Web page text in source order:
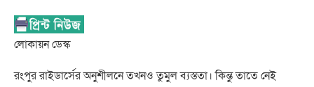
লোকায়ন ডেস্ক
রংপুর রাইডার্সের অনুশীলনে তখনও তুমুল ব্যস্ততা। কিন্তু তাতে নেই